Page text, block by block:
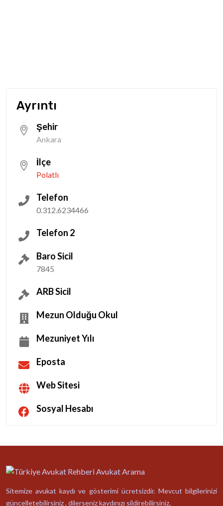
Ayrıntı
Şehir
Ankara
İlçe
Polatlı
Telefon
0.312.6234466
Telefon 2
Baro Sicil
7845
ARB Sicil
Mezun Olduğu Okul
Mezuniyet Yılı
Eposta
Web Sitesi
Sosyal Hesabı
Sitemize avukat kaydı ve gösterimi ücretsizdir. Mevcut bilgilerinizi
güncelletebilirsiniz , dilerseniz kaydınızı sildirebilirsiniz.